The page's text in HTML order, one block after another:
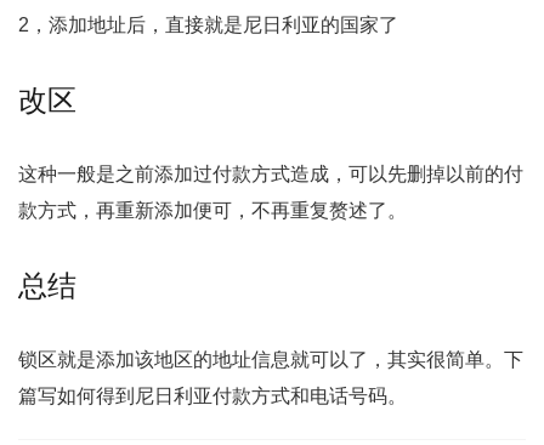
2，添加地址后，直接就是尼日利亚的国家了
改区
这种一般是之前添加过付款方式造成，可以先删掉以前的付
款方式，再重新添加便可，不再重复赘述了。
总结
锁区就是添加该地区的地址信息就可以了，其实很简单。下
篇写如何得到尼日利亚付款方式和电话号码。